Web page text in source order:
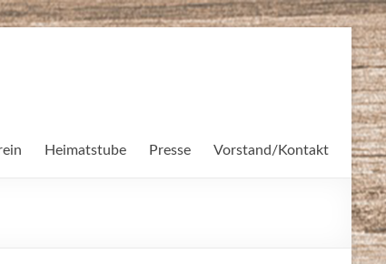
Heimatstube Presse Vorstand/Kontakt